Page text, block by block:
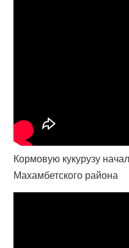
Кормовую кукурузу
Махамбетского района